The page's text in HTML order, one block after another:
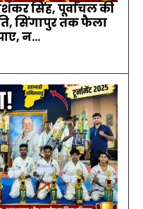
सिंह, पूर्वांचल की
सिंगापुर तक फैला
न...